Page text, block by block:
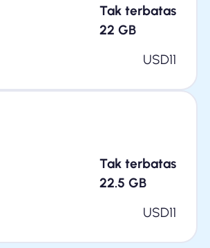
Tak terbatas
22 GB
USD11
Tak terbatas
22.5 GB
USD11